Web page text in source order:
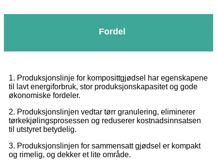
Fordel
1. Produksjonslinje for komposittgjødsel har egenskapene
til lavt energiforbruk, stor produksjonskapasitet og gode
økonomiske fordeler.
2. Produksjonslinjen vedtar tørr granulering, eliminerer
tørkekjølingsprosessen og reduserer kostnadsinnsatsen
til utstyret betydelig.
3. Produksjonslinjen for sammensatt gjødsel er kompakt
og rimelig, og dekker et lite område.